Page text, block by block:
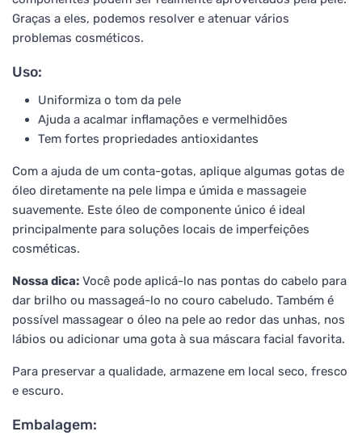
Graças a eles, podemos resolver e atenuar vários
problemas cosméticos.
Uso:
Uniformiza o tom da pele
Ajuda a acalmar inflamações e vermelhidões
Tem fortes propriedades antioxidantes
Com a ajuda de um conta-gotas, aplique algumas gotas de
óleo diretamente na pele limpa e úmida e massageie
suavemente. Este óleo de componente único é ideal
principalmente para soluções locais de imperfeições
cosméticas.
Nossa dica: Você pode aplicá-lo nas pontas do cabelo para
dar brilho ou massageá-lo no couro cabeludo. Também é
possível massagear o óleo na pele ao redor das unhas, nos
lábios ou adicionar uma gota à sua máscara facial favorita.
Para preservar a qualidade, armazene em local seco, fresco
e escuro.
Embalagem: